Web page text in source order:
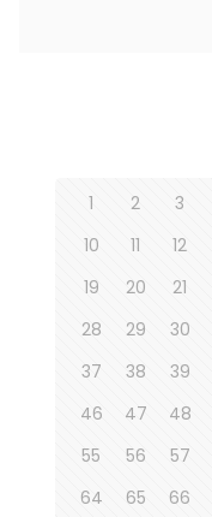
1 2 3
10
11 12
19
20 21
28
29 30
37
38 39
46
47 48
55
56 57
64
65 66